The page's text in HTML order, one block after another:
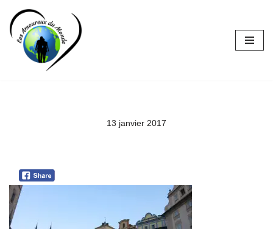
Aller
contenu
13 janvier 2017